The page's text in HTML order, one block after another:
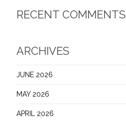
RECENT COMMENTS
ARCHIVES
JUNE 2026
MAY 2026
APRIL 2026